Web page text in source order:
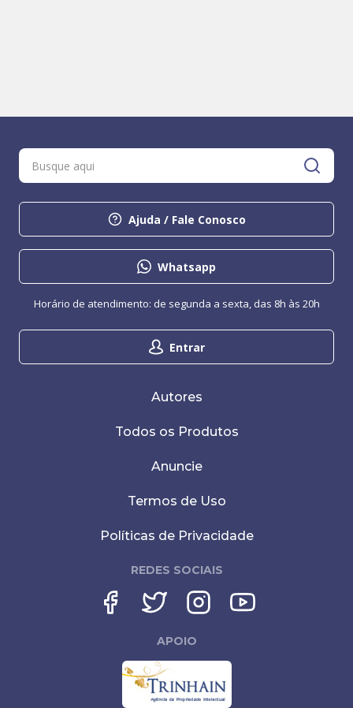
Ajuda / Fale Conosco
Whatsapp
Entrar
Horário de atendimento: de segunda a sexta, das 8h às 20h
Autores
Todos os Produtos
Anuncie
Termos de Uso
Políticas de Privacidade
REDES SOCIAIS
APOIO